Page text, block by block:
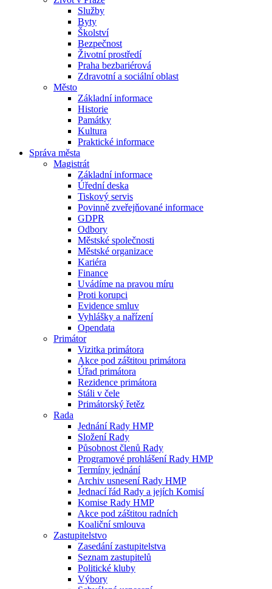
Služby
Byty
Školství
Bezpečnost
Životní prostředí
Praha bezbariérová
Zdravotní a sociální oblast
Město
Základní informace
Historie
Památky
Kultura
Praktické informace
Správa města
Magistrát
Základní informace
Úřední deska
Tiskový servis
Povinně zveřejňované informace
GDPR
Odbory
Městské společnosti
Městské organizace
Kariéra
Finance
Uvádíme na pravou míru
Proti korupci
Evidence smluv
Vyhlášky a nařízení
Opendata
Primátor
Vizitka primátora
Akce pod záštitou primátora
Úřad primátora
Rezidence primátora
Stáli v čele
Primátorský řetěz
Rada
Jednání Rady HMP
Složení Rady
Působnost členů Rady
Programové prohlášení Rady HMP
Termíny jednání
Archiv usnesení Rady HMP
Jednací řád Rady a jejích Komisí
Komise Rady HMP
Akce pod záštitou radních
Koaliční smlouva
Zastupitelstvo
Zasedání zastupitelstva
Seznam zastupitelů
Politické kluby
Výbory